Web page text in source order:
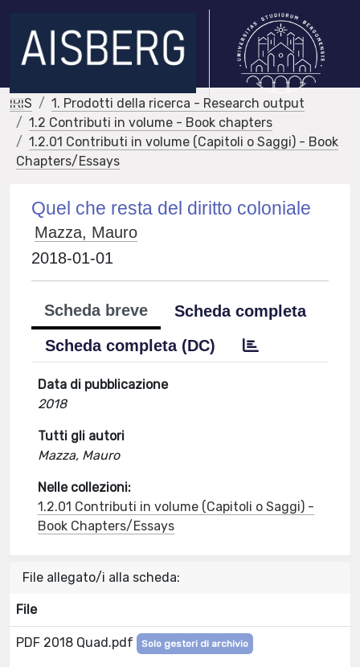
IRIS
1. Prodotti della ricerca - Research output
1.2 Contributi in volume - Book chapters
1.2.01 Contributi in volume (Capitoli o Saggi) - Book
Chapters/Essays
Quel che resta del diritto coloniale
Mazza, Mauro
2018-01-01
Scheda breve
Scheda completa
Scheda completa (DC)
Data di pubblicazione
2018
Tutti gli autori
Mazza, Mauro
Nelle collezioni:
1.2.01 Contributi in volume (Capitoli o Saggi) -
Book Chapters/Essays
File allegato/i alla scheda:
File
PDF 2018 Quad.pdf Solo gestori di archivio